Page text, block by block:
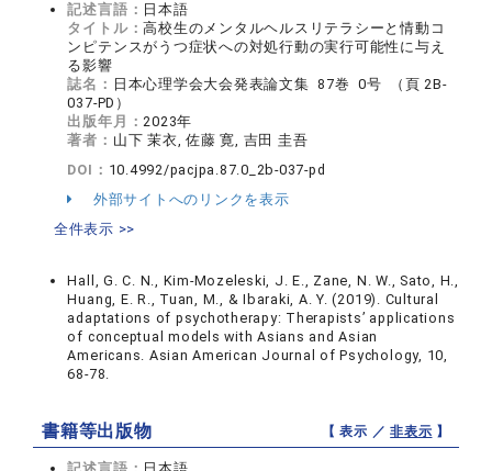
記述言語： 日本語
タイトル：高校生のメンタルヘルスリテラシーと情動コ
ンピテンスがうつ症状への対処行動の実行可能性に与え
る影響
誌名： 日本心理学会大会発表論文集 87巻 0号 （頁 2B-
037-PD）
出版年月：2023年
著者： 山下 茉衣, 佐藤 寛, 吉田 圭吾
DOI： 10.4992/pacjpa.87.0_2b-037-pd
外部サイトへのリンクを表示
全件表示 >>
Hall, G. C. N., Kim-Mozeleski, J. E., Zane, N. W., Sato, H.,
Huang, E. R., Tuan, M., & Ibaraki, A. Y. (2019). Cultural
adaptations of psychotherapy: Therapists’ applications
of conceptual models with Asians and Asian
Americans. Asian American Journal of Psychology, 10,
68-78.
書籍等出版物 【 表示 ／非表示 】